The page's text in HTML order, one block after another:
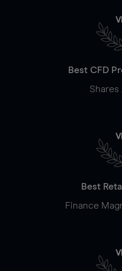
Best CFD
Shares
Best
Finance